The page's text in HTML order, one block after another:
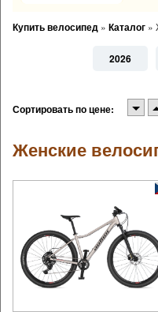
Купить велосипед » Каталог »
2026
Сортировать по цене:
Женские